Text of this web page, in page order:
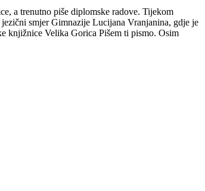
a trenutno piše diplomske radove. Tijekom
smjer Gimnazije Lucijana Vranjanina, gdje je
knjižnice Velika Gorica Pišem ti pismo. Osim